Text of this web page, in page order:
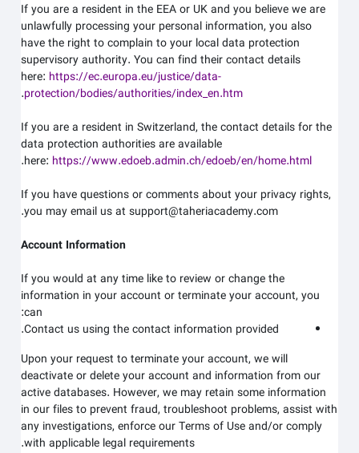
If you are a resident in the EEA or UK and you believe we are
unlawfully processing your personal information, you also
have the right to complain to your local data protection
supervisory authority. You can find their contact details
here:https://ec.europa.eu/justice/data-
protection/bodies/authorities/index_en.htm
.
If you are a resident in Switzerland, the contact details for the
data protection authorities are available
here:https://www.edoeb.admin.ch/edoeb/en/home.html
.
If you have questions or comments about your privacy rights,
you may email us atsupport@taheriacademy.com
.
Account Information
If you would at any time like to review or change the
information in your account or terminate your account, you
can:
Contact us using the contact information provided.
Upon your request to terminate your account, we will
deactivate or delete your account and information from our
active databases. However, we may retain some information
in our files to prevent fraud, troubleshoot problems, assist with
any investigations, enforce our Terms of Use and/or comply
with applicable legal requirements.